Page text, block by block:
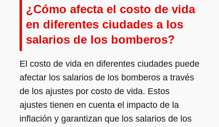
¿Cómo afecta el costo de vida
en diferentes ciudades a los
salarios de los bomberos?
El costo de vida en diferentes ciudades puede
afectar los salarios de los bomberos a través
de los ajustes por costo de vida. Estos
ajustes tienen en cuenta el impacto de la
inflación y garantizan que los salarios de los